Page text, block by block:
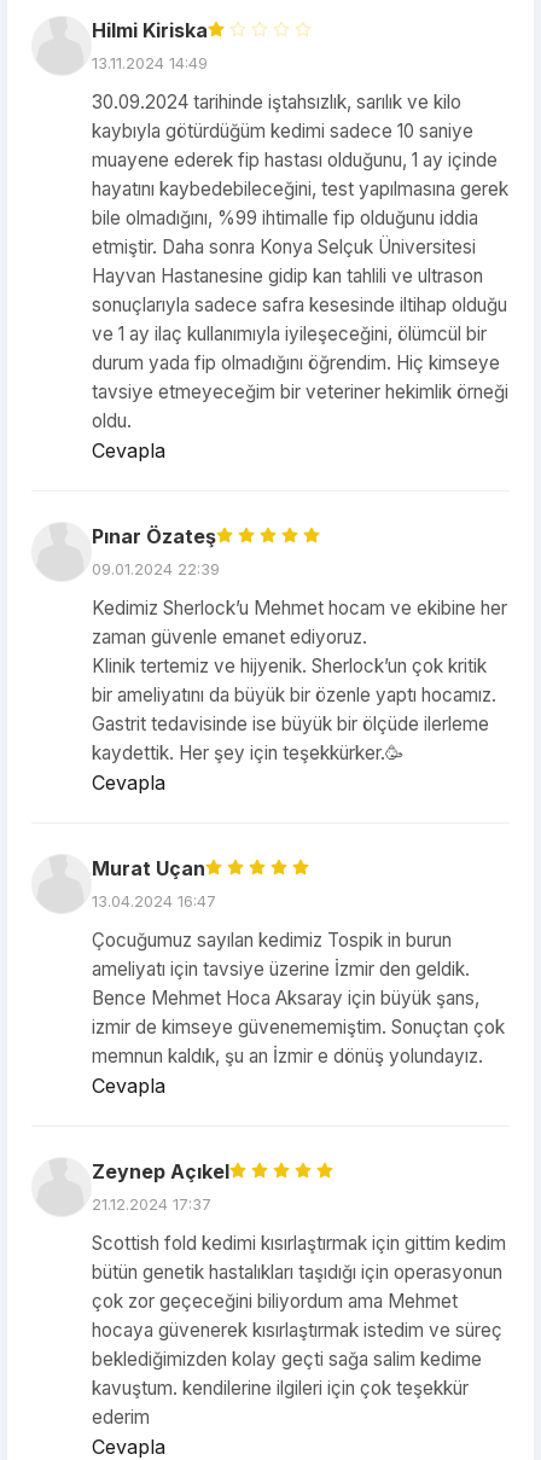
Hilmi Kiriska
13.11.2024 14:49
30.09.2024 tarihinde iştahsızlık, sarılık ve kilo
kaybıyla götürdüğüm kedimi sadece 10 saniye
muayene ederek fip hastası olduğunu, 1 ay içinde
hayatını kaybedebileceğini, test yapılmasına gerek
bile olmadığını, %99 ihtimalle fip olduğunu iddia
etmiştir. Daha sonra Konya Selçuk Üniversitesi
Hayvan Hastanesine gidip kan tahlili ve ultrason
sonuçlarıyla sadece safra kesesinde iltihap olduğu
ve 1 ay ilaç kullanımıyla iyileşeceğini, ölümcül bir
durum yada fip olmadığını öğrendim. Hiç kimseye
tavsiye etmeyeceğim bir veteriner hekimlik örneği
oldu.
Cevapla
Pınar Özateş
09.01.2024 22:39
Kedimiz Sherlock’u Mehmet hocam ve ekibine her
zaman güvenle emanet ediyoruz.
Klinik tertemiz ve hijyenik. Sherlock’un çok kritik
bir ameliyatını da büyük bir özenle yaptı hocamız.
Gastrit tedavisinde ise büyük bir ölçüde ilerleme
kaydettik. Her şey için teşekkürker.🥳
Cevapla
Murat Uçan
13.04.2024 16:47
Çocuğumuz sayılan kedimiz Tospik in burun
ameliyatı için tavsiye üzerine İzmir den geldik.
Bence Mehmet Hoca Aksaray için büyük şans,
izmir de kimseye güvenememiştim. Sonuçtan çok
memnun kaldık, şu an İzmir e dönüş yolundayız.
Cevapla
Zeynep Açıkel
21.12.2024 17:37
Scottish fold kedimi kısırlaştırmak için gittim kedim
bütün genetik hastalıkları taşıdığı için operasyonun
çok zor geçeceğini biliyordum ama Mehmet
hocaya güvenerek kısırlaştırmak istedim ve süreç
beklediğimizden kolay geçti sağa salim kedime
kavuştum. kendilerine ilgileri için çok teşekkür
ederim
Cevapla